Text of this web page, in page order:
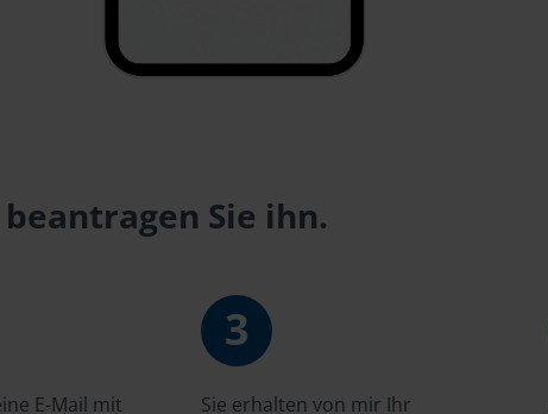
Sie ihn.
E-Mail mit
3
Sie erhalten von mir Ihr